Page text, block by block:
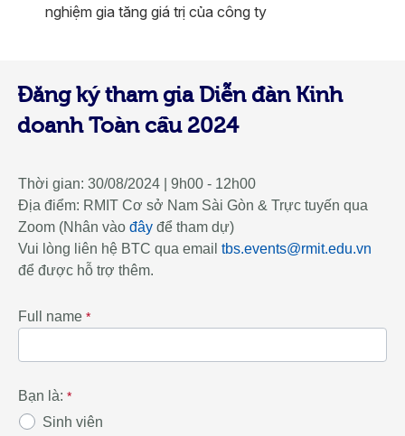
nghiệm gia tăng giá trị của công ty
Đăng ký tham gia Diễn đàn Kinh
doanh Toàn cầu 2024
Thời gian: 30/08/2024 | 9h00 - 12h00​
Địa điểm: RMIT Cơ sở Nam Sài Gòn & Trực tuyến qua
Zoom (Nhân vào đâyđể tham dự)​
Vui lòng liên hệ BTC qua email tbs.events@rmit.edu.vn
để được hỗ trợ thêm.
Full name
Bạn là:
Sinh viên